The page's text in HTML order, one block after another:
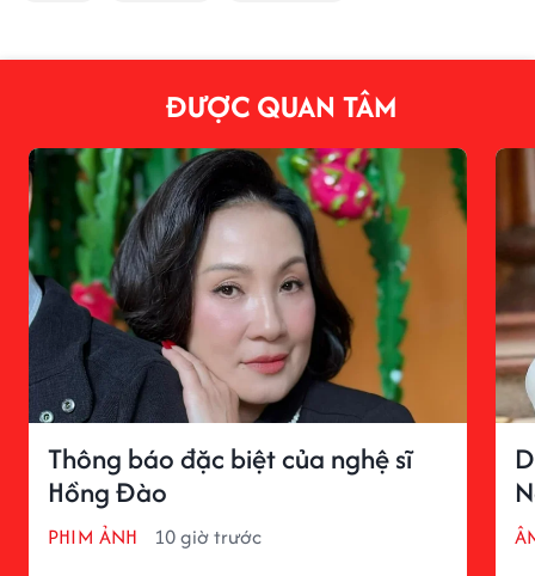
ĐƯỢC QUAN TÂM
Thông báo đặc biệt của nghệ sĩ
Hồng Đào
PHIM ẢNH 10 giờ trước